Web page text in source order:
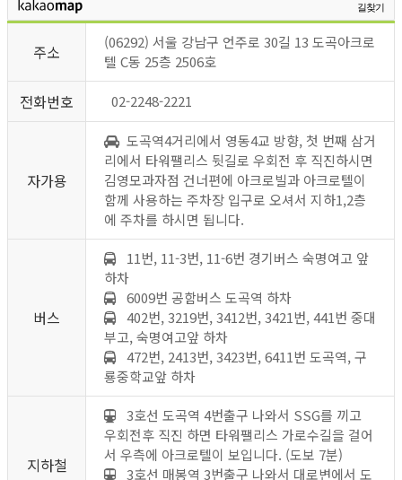
길찾기
주소
(06292) 서울 강남구 언주로 30길 13 도곡아크로
텔 C동 25층 2506호
전화번호 02-2248-2221
자가용
도곡역4거리에서 영동4교 방향, 첫 번째 삼거
리에서 타워팰리스 뒷길로 우회전 후 직진하시면
김영모과자점 건너편에 아크로빌과 아크로텔이
함께 사용하는 주차장 입구로 오셔서 지하1,2층
에 주차를 하시면 됩니다.
버스
11번, 11-3번, 11-6번 경기버스 숙명여고 앞
하차
6009번 공함버스 도곡역 하차
402번, 3219번, 3412번, 3421번, 441번 중대
부고, 숙명여고앞 하차
472번, 2413번, 3423번, 6411번 도곡역, 구
룡중학교앞 하차
지하철
3호선 도곡역 4번출구 나와서 SSG를 끼고
우회전후 직진 하면 타워팰리스 가로수길을 걸어
서 우측에 아크로텔이 보입니다. (도보 7분)
3호선 매봉역 3번출구 나와서 대로변에서 도